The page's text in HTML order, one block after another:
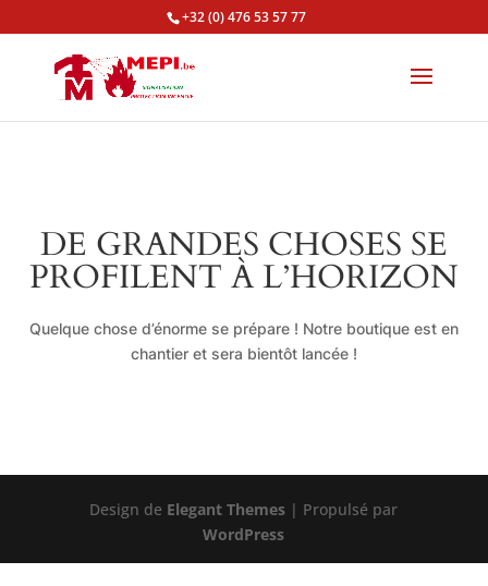
+32 (0) 476 53 57 77
DE GRANDES CHOSES SE
PROFILENT À L’HORIZON
Quelque chose d’énorme se prépare ! Notre boutique est en
chantier et sera bientôt lancée !
Design de Elegant Themes | Propulsé par
WordPress